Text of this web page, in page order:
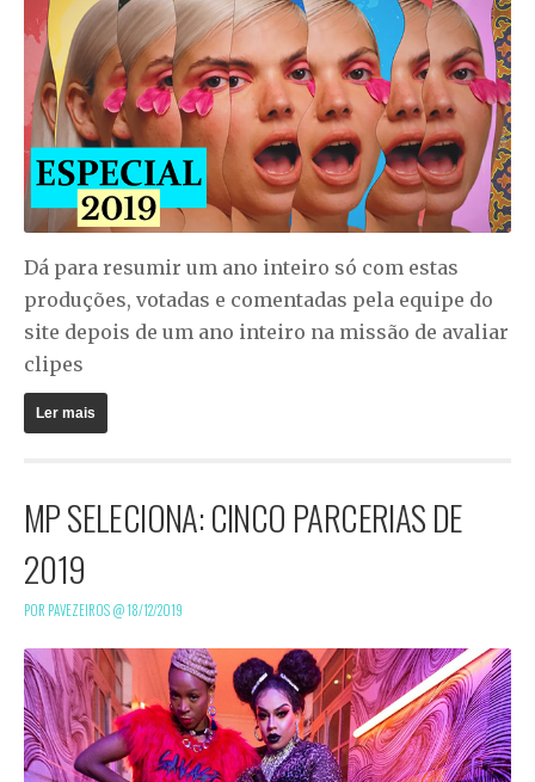
Dá para resumir um ano inteiro só com estas
produções, votadas e comentadas pela equipe do
site depois de um ano inteiro na missão de avaliar
clipes
Ler mais
MP SELECIONA: CINCO PARCERIAS DE
2019
POR PAVEZEIROS @18/12/2019